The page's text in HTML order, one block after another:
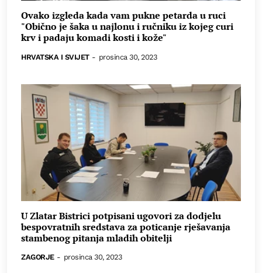
Ovako izgleda kada vam pukne petarda u ruci
"Obično je šaka u najlonu i ručniku iz kojeg curi
krv i padaju komadi kosti i kože"
HRVATSKA I SVIJET - prosinca 30, 2023
U Zlatar Bistrici potpisani ugovori za dodjelu
bespovratnih sredstava za poticanje rješavanja
stambenog pitanja mladih obitelji
ZAGORJE - prosinca 30, 2023